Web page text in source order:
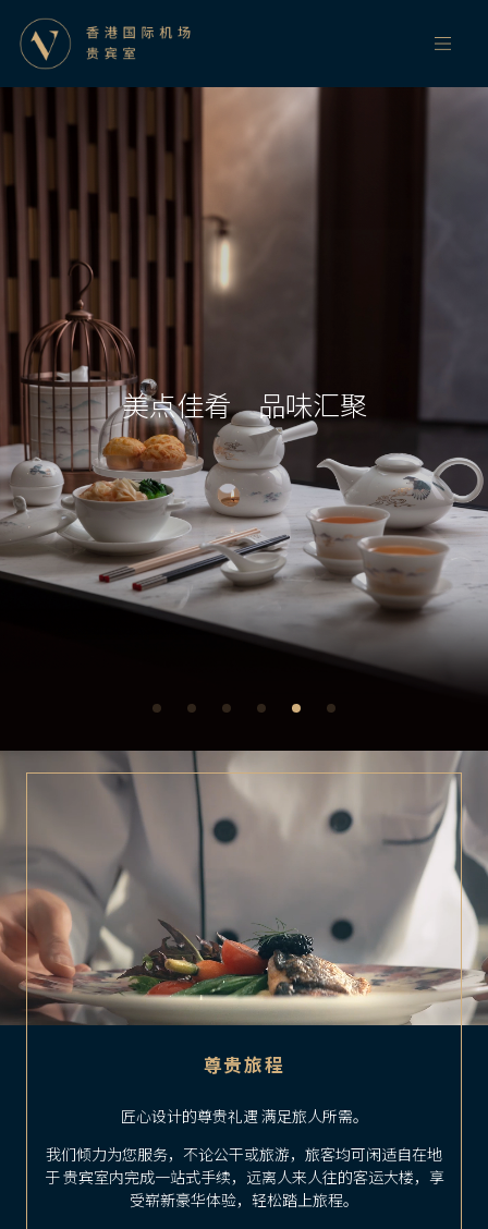
美点佳肴 品味汇聚
尊贵旅程
匠心设计的尊贵礼遇 满足旅人所需。
我们倾力为您服务，不论公干或旅游，旅客均可闲适自在地
于 贵宾室内完成一站式手续，远离人来人往的客运大楼，享
受崭新豪华体验，轻松踏上旅程。